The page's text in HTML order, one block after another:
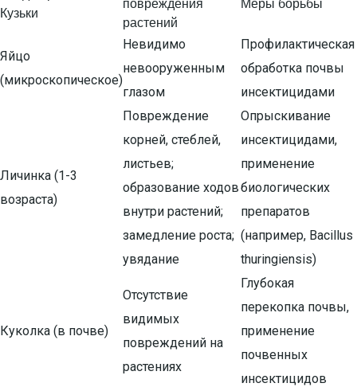
Кузьки
повреждения
растений
Меры борьбы
Яйцо
(микроскопическое)
Невидимо
невооруженным
глазом
Профилактическая
обработка почвы
инсектицидами
Личинка (1-3
возраста)
Повреждение
корней, стеблей,
листьев;
образование ходов
внутри растений;
замедление роста;
увядание
Опрыскивание
инсектицидами,
применение
биологических
препаратов
(например, Bacillus
thuringiensis)
Куколка (в почве)
Отсутствие
видимых
повреждений на
растениях
Глубокая
перекопка почвы,
применение
почвенных
инсектицидов